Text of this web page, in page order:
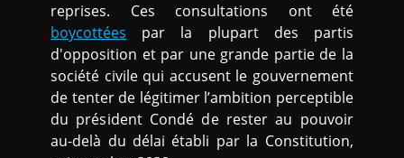
reprises. Ces consultations ont été
boycottées par la plupart des partis
d'opposition et par une grande partie de la
société civile qui accusent le gouvernement
de tenter de légitimer l’ambition perceptible
du président Condé de rester au pouvoir
au-delà du délai établi par la Constitution,